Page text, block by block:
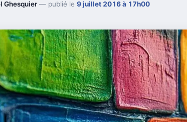
Ghesquier— publié le 9 juillet 2016 à 17h00